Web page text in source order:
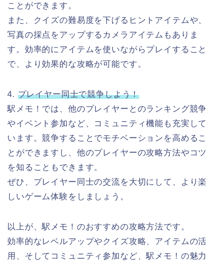
ことができます。
また、クイズの難易度を下げるヒントアイテムや、
写真の採点をアップするカメラアイテムもありま
す。効率的にアイテムを使いながらプレイすること
で、より効果的な攻略が可能です。
4. プレイヤー同士で競争しよう！
駅メモ！では、他のプレイヤーとのランキング競争
やイベント参加など、コミュニティ機能も充実して
います。競争することでモチベーションを高めるこ
とができますし、他のプレイヤーの攻略方法やコツ
を知ることもできます。
ぜひ、プレイヤー同士の交流を大切にして、より楽
しいゲーム体験をしましょう。
以上が、駅メモ！のおすすめの攻略方法です。
効率的なレベルアップやクイズ攻略、アイテムの活
用、そしてコミュニティ参加など、駅メモ！の魅力